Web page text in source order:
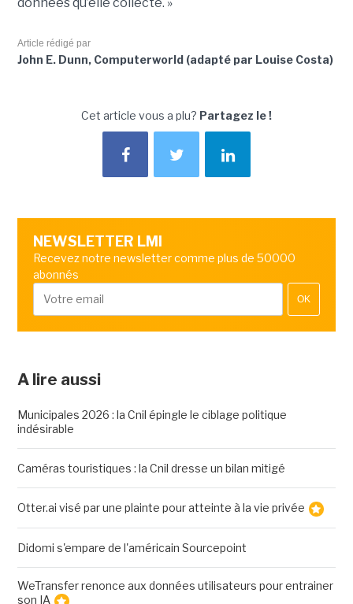
données qu’elle collecte. »
Article rédigé par
John E. Dunn, Computerworld (adapté par Louise Costa)
Cet article vous a plu? Partagez le !
NEWSLETTER LMI
Recevez notre newsletter comme plus de 50000
abonnés
OK
A lire aussi
Municipales 2026 : la Cnil épingle le ciblage politique
indésirable
Caméras touristiques : la Cnil dresse un bilan mitigé
Otter.ai visé par une plainte pour atteinte à la vie privée
Didomi s'empare de l'américain Sourcepoint
WeTransfer renonce aux données utilisateurs pour entrainer
son IA